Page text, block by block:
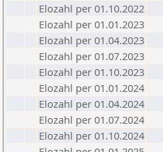
Elozahl per 01.10.2022
Elozahl per 01.01.2023
Elozahl per 01.04.2023
Elozahl per 01.07.2023
Elozahl per 01.10.2023
Elozahl per 01.01.2024
Elozahl per 01.04.2024
Elozahl per 01.07.2024
Elozahl per 01.10.2024